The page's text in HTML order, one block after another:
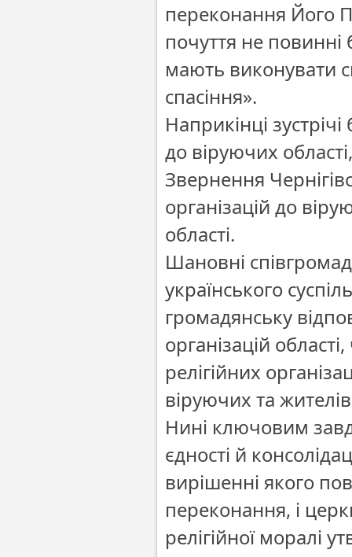
переконання Його
почуття не
мають виконувати
спасіння».
Наприкінці
до віруючих
Звернення
організацій до
області.
Шановні
українського
громадянську
організацій
релігійних
віруючих та
Нині ключовим
єдності й
вирішенні якого
переконання, і
релігійної моралі